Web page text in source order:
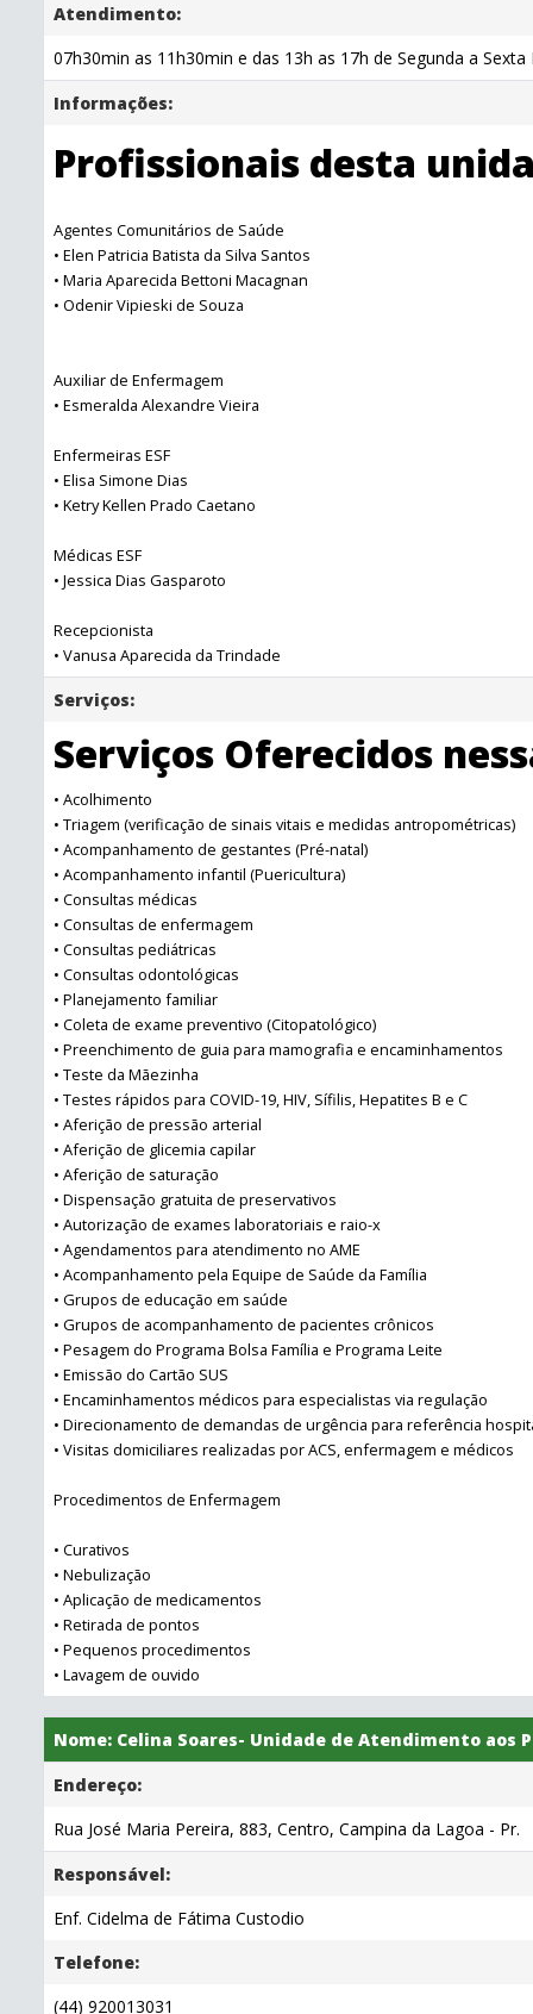
Atendimento:
07h30min as 11h30min e das 13h as 17h de Segunda a Sexta
Informações:
Profissionais desta
Agentes Comunitários de Saúde
• Elen Patricia Batista da Silva Santos
• Maria Aparecida Bettoni Macagnan
• Odenir Vipieski de Souza
Auxiliar de Enfermagem
• Esmeralda Alexandre Vieira
Enfermeiras ESF
• Elisa Simone Dias
• Ketry Kellen Prado Caetano
Médicas ESF
• Jessica Dias Gasparoto
Recepcionista
• Vanusa Aparecida da Trindade
Serviços:
Serviços Oferecidos
• Acolhimento
• Triagem (verificação de sinais vitais e medidas antropométricas)
• Acompanhamento de gestantes (Pré-natal)
• Acompanhamento infantil (Puericultura)
• Consultas médicas
• Consultas de enfermagem
• Consultas pediátricas
• Consultas odontológicas
• Planejamento familiar
• Coleta de exame preventivo (Citopatológico)
• Preenchimento de guia para mamografia e encaminhamentos
• Teste da Mãezinha
• Testes rápidos para COVID-19, HIV, Sífilis, Hepatites B e C
• Aferição de pressão arterial
• Aferição de glicemia capilar
• Aferição de saturação
• Dispensação gratuita de preservativos
• Autorização de exames laboratoriais e raio-x
• Agendamentos para atendimento no AME
• Acompanhamento pela Equipe de Saúde da Família
• Grupos de educação em saúde
• Grupos de acompanhamento de pacientes crônicos
• Pesagem do Programa Bolsa Família e Programa Leite
• Emissão do Cartão SUS
• Encaminhamentos médicos para especialistas via regulação
• Direcionamento de demandas de urgência para referência
• Visitas domiciliares realizadas por ACS, enfermagem e médicos
Procedimentos de Enfermagem
• Curativos
• Nebulização
• Aplicação de medicamentos
• Retirada de pontos
• Pequenos procedimentos
• Lavagem de ouvido
Nome: Celina Soares- Unidade de Atendimento aos
Endereço:
Rua José Maria Pereira, 883, Centro, Campina da Lagoa - Pr.
Responsável:
Enf. Cidelma de Fátima Custodio
Telefone:
(44) 920013031